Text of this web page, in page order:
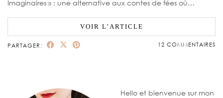
Imaginaires » ; une alternative aux contes de fées où…
VOIR L’ARTICLE
PARTAGER: 12 COMMENTAIRES
Hello et bienvenue sur mon